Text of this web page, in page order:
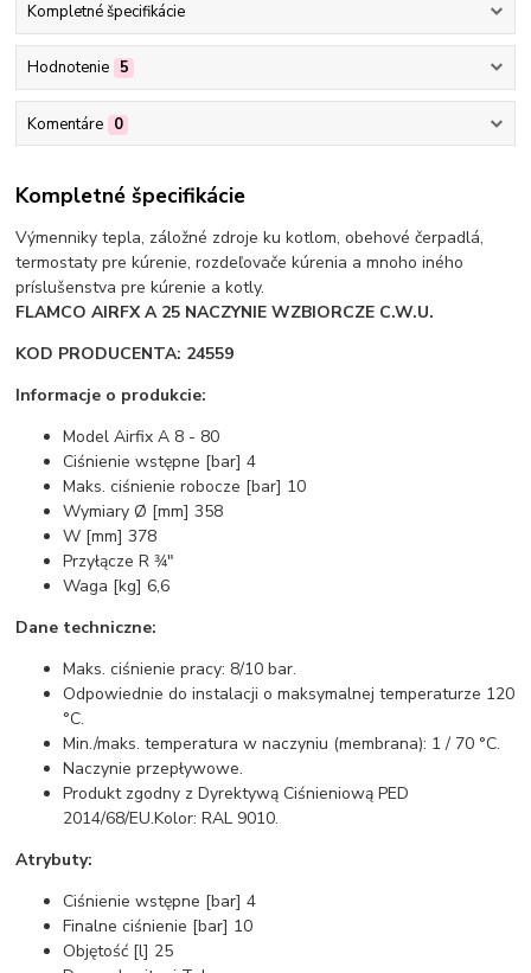
Kompletné špecifikácie
Hodnotenie 5
Komentáre 0
Kompletné špecifikácie
Výmenniky tepla, záložné zdroje ku kotlom, obehové čerpadlá,
termostaty pre kúrenie, rozdeľovače kúrenia a mnoho iného
príslušenstva pre kúrenie a kotly.
FLAMCO AIRFX A 25 NACZYNIE WZBIORCZE C.W.U.
KOD PRODUCENTA: 24559
Informacje o produkcie:
Model Airfix A 8 - 80
Ciśnienie wstępne [bar] 4
Maks. ciśnienie robocze [bar] 10
Wymiary Ø [mm] 358
W [mm] 378
Przyłącze R 3⁄4"
Waga [kg] 6,6
Dane techniczne:
Maks. ciśnienie pracy: 8/10 bar.
Odpowiednie do instalacji o maksymalnej temperaturze 120
°C.
Min./maks. temperatura w naczyniu (membrana): 1 / 70 °C.
Naczynie przepływowe.
Produkt zgodny z Dyrektywą Ciśnieniową PED
2014/68/EU.Kolor: RAL 9010.
Atrybuty:
Ciśnienie wstępne [bar] 4
Finalne ciśnienie [bar] 10
Objętość [l] 25